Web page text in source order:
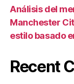
Análisis del
Manchester
estilo basado
Recent